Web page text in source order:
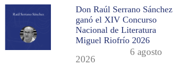
Don Raúl Serrano Sánchez
ganó el XIV Concurso
Nacional de Literatura
Miguel Riofrío 2026
6 agosto
2026